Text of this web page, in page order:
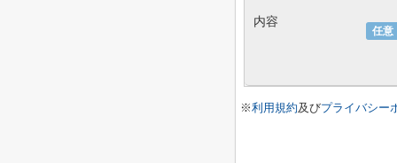
任意
内容
※利用規約及びプライバシー